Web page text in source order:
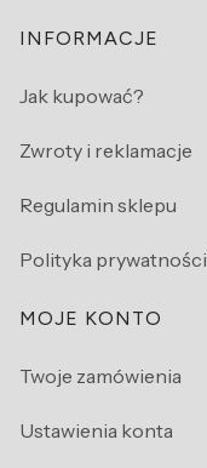
INFORMACJE
Jak kupować?
Zwroty i reklamacje
Regulamin sklepu
Polityka prywatności
MOJE KONTO
Twoje zamówienia
Ustawienia konta